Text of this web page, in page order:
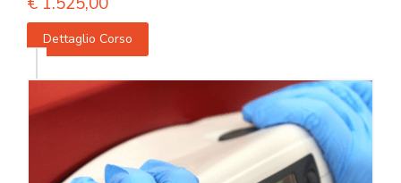
Dettaglio Corso